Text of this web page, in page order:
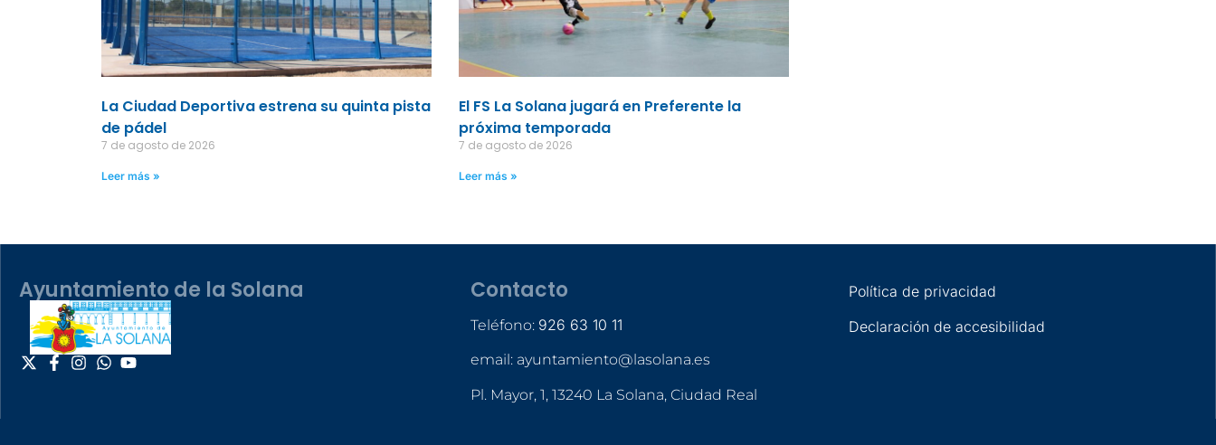
La Ciudad Deportiva estrena su quinta pista
de pádel
7 de agosto de 2026
Leer más »
El FS La Solana jugará en Preferente la
próxima temporada
7 de agosto de 2026
Leer más »
Ayuntamiento de la Solana Contacto
Teléfono: 926 63 10 11
email: ayuntamiento@lasolana.es
Pl. Mayor, 1, 13240 La Solana, Ciudad Real
Política de privacidad
Declaración de accesibilidad